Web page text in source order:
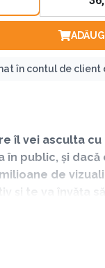
în contul de client
îl vei asculta
public, și
de
și te va învăța
of Steve